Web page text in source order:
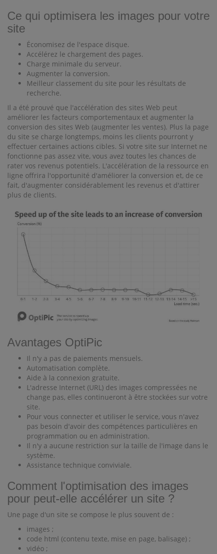
Ce qui optimisera les images pour votre
site
Économisez de l'espace disque.
Accélérez le chargement des pages.
Charge minimale du serveur.
Augmenter la conversion.
Meilleur classement du site pour les résultats de
recherche.
Il a été prouvé que l'accélération des sites Web peut
améliorer les facteurs comportementaux et augmenter la
conversion des sites Web (augmenter les ventes). Plus la page
du site se charge longtemps, moins les clients pourront y
effectuer certaines actions cibles. Si votre site sur Internet ne
fonctionne pas assez vite, vous avez toutes les chances de
rater vos revenus potentiels. L'accélération de la ressource en
ligne offrira l'opportunité d'améliorer la conversion et, de ce
fait, d'augmenter considérablement les revenus et d'attirer
plus de clients.
Avantages OptiPic
Il n'y a pas de paiements mensuels.
Automatisation complète.
Aide à la connexion gratuite.
L'adresse Internet (URL) des images compressées ne
change pas, elles continueront à être stockées sur votre
site.
Pour vous connecter et utiliser le service, vous n'avez
pas besoin d'avoir des compétences particulières en
programmation ou en administration.
Il n'y a aucune restriction sur la taille de l'image dans le
système.
Assistance technique conviviale.
Comment l'optimisation des images
pour peut-elle accélérer un site ?
Une page d'un site se compose le plus souvent de :
images ;
code html (contenu texte, mise en page, balisage) ;
vidéo ;